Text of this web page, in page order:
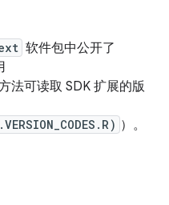
软件包中公开了
法可读取 SDK 扩展的版
）。